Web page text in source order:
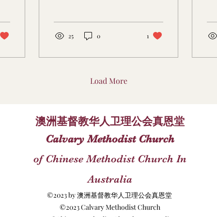
25 0 1
Load More
澳洲基督教华人卫理公会真恩堂
Calvary Methodist Church
of Chinese Methodist Church In
Australia
©2023 by 澳洲基督教华人卫理公会真恩堂
©2023 Calvary Methodist Church